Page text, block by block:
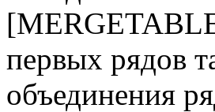
первых рядов
объединения